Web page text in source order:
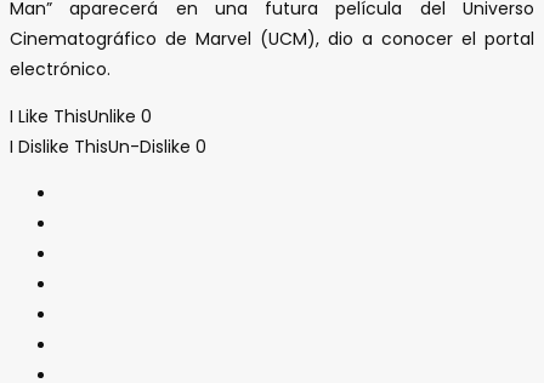
Man” aparecerá en una futura película del Universo
Cinematográfico de Marvel (UCM), dio a conocer el portal
electrónico.
I Like ThisUnlike 0
I Dislike ThisUn-Dislike 0